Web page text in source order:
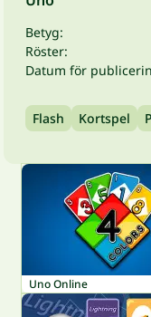
Betyg:
Röster:
Datum för
Flash Kortspel
Uno Online